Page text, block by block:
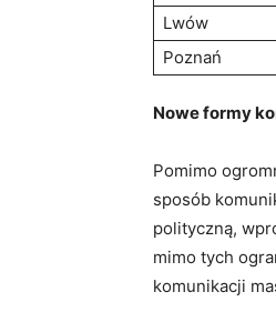
Lwów
Poznań
Nowe formy
Pomimo
sposób
polityczną,
mimo tych
komunikacji